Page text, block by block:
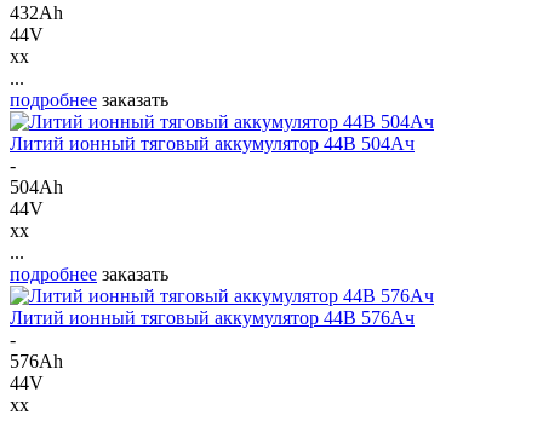
432Ah
44V
xx
...
подробнее заказать
Литий ионный тяговый аккумулятор 44В 504Ач
-
504Ah
44V
xx
...
подробнее заказать
Литий ионный тяговый аккумулятор 44В 576Ач
-
576Ah
44V
xx